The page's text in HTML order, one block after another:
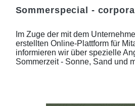
Sommerspecial -
Im Zuge der mit dem
erstellten Online-Plattform für
informieren wir über spezielle
Sommerzeit - Sonne, Sand und